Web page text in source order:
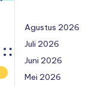
Agustus 2026
Juli 2026
Juni 2026
Mei 2026